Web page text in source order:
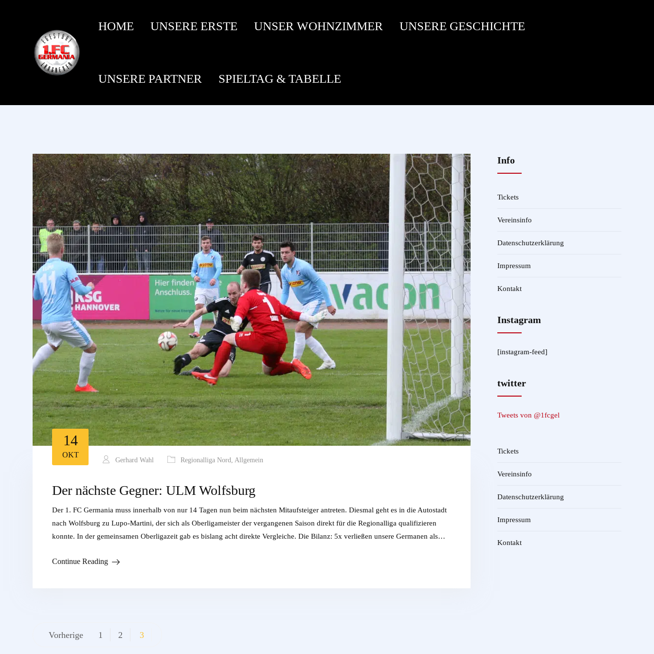
HOME UNSERE ERSTE UNSER WOHNZIMMER UNSERE GESCHICHTE
UNSERE PARTNER SPIELTAG & TABELLE
14
OKT
Gerhard Wahl Regionalliga Nord, Allgemein
Der nächste Gegner: ULM Wolfsburg
Der 1. FC Germania muss innerhalb von nur 14 Tagen nun beim nächsten Mitaufsteiger antreten. Diesmal geht es in die Autostadt
nach Wolfsburg zu Lupo-Martini, der sich als Oberligameister der vergangenen Saison direkt für die Regionalliga qualifizieren
konnte. In der gemeinsamen Oberligazeit gab es bislang acht direkte Vergleiche. Die Bilanz: 5x verließen unsere Germanen als…
Continue Reading
Beitragsnavigation
Vorherige 1 2 3
Info
Tickets
Vereinsinfo
Datenschutzerklärung
Impressum
Kontakt
Instagram
[instagram-feed]
twitter
Tweets von @1fcgel
Tickets
Vereinsinfo
Datenschutzerklärung
Impressum
Kontakt